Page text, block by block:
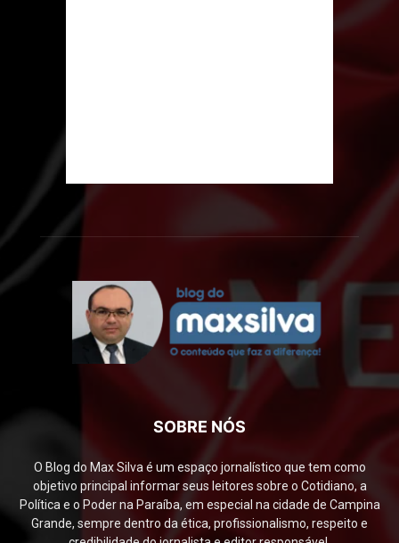
SOBRE NÓS
O Blog do Max Silva é um espaço jornalístico que tem como
objetivo principal informar seus leitores sobre o Cotidiano, a
Política e o Poder na Paraíba, em especial na cidade de Campina
Grande, sempre dentro da ética, profissionalismo, respeito e